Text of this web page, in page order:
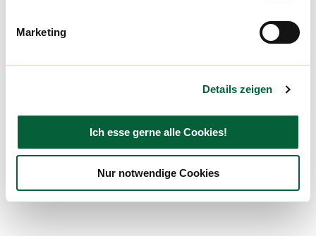
Marketing
Details zeigen
Ich esse gerne alle Cookies!
Nur notwendige Cookies